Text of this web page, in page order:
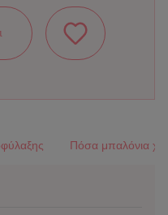
Πόσα μπαλόνια